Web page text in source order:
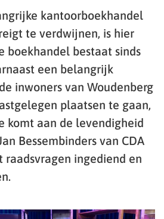
kantoorboekhandel
te verdwijnen, is hier
boekhandel bestaat sinds
een belangrijk
inwoners van Woudenberg
plaatsen te gaan,
komt aan de levendigheid
Bessembinders van CDA
raadsvragen ingediend en